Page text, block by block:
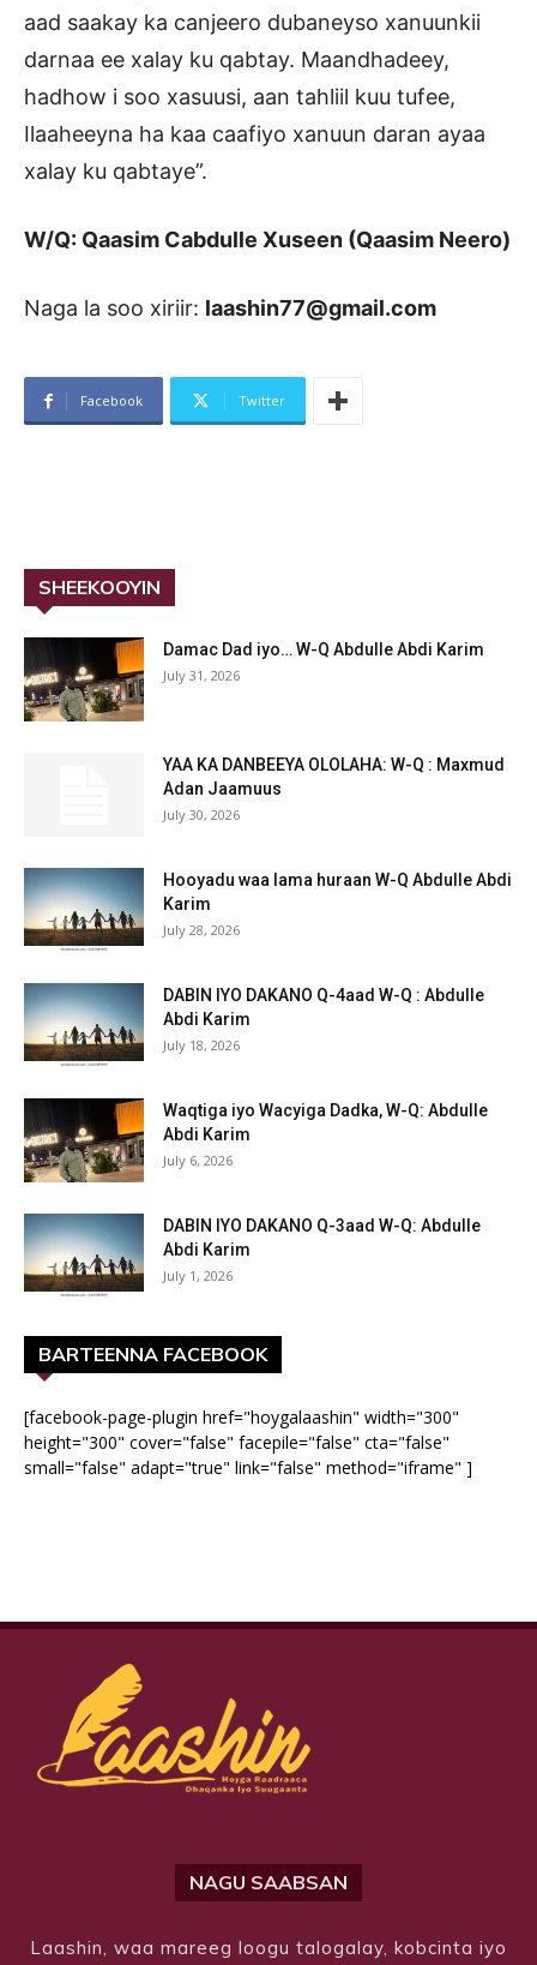
aad saakay ka canjeero dubaneyso xanuunkii
darnaa ee xalay ku qabtay. Maandhadeey,
hadhow i soo xasuusi, aan tahliil kuu tufee,
Ilaaheeyna ha kaa caafiyo xanuun daran ayaa
xalay ku qabtaye”.
W/Q: Qaasim Cabdulle Xuseen (Qaasim Neero)
Naga la soo xiriir: laashin77@gmail.com
Facebook Twitter
SHEEKOOYIN
Damac Dad iyo… W-Q Abdulle Abdi Karim
July 31, 2026
YAA KA DANBEEYA OLOLAHA: W-Q : Maxmud
Adan Jaamuus
July 30, 2026
Hooyadu waa lama huraan W-Q Abdulle Abdi
Karim
July 28, 2026
DABIN IYO DAKANO Q-4aad W-Q : Abdulle
Abdi Karim
July 18, 2026
Waqtiga iyo Wacyiga Dadka, W-Q: Abdulle
Abdi Karim
July 6, 2026
DABIN IYO DAKANO Q-3aad W-Q: Abdulle
Abdi Karim
July 1, 2026
BARTEENNA FACEBOOK
[facebook-page-plugin href="hoygalaashin" width="300"
height="300" cover="false" facepile="false" cta="false"
small="false" adapt="true" link="false" method="iframe" ]
NAGU SAABSAN
Laashin, waa mareeg loogu talogalay, kobcinta iyo